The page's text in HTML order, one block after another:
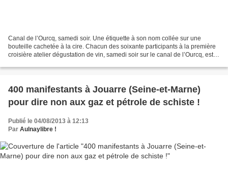
Canal de l’Ourcq, samedi soir. Une étiquette à son nom collée sur une
bouteille cachetée à la cire. Chacun des soixante participants à la première
croisière atelier dégustation de vin, samedi soir sur le canal de l’Ourcq, est
400 manifestants à Jouarre (Seine-et-Marne)
pour dire non aux gaz et pétrole de schiste !
Publié le 04/08/2013 à 12:13
Par Aulnaylibre !